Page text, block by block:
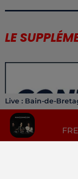
Live : Bain-de-
LE